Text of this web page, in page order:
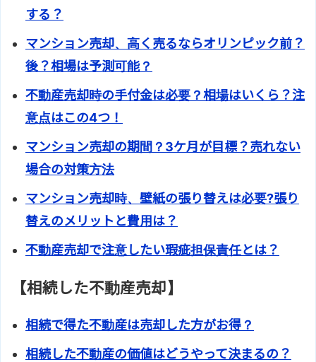
する？
マンション売却、高く売るならオリンピック前？
後？相場は予測可能？
不動産売却時の手付金は必要？相場はいくら？注
意点はこの4つ！
マンション売却の期間？3ケ月が目標？売れない
場合の対策方法
マンション売却時、壁紙の張り替えは必要?張り
替えのメリットと費用は？
不動産売却で注意したい瑕疵担保責任とは？
【相続した不動産売却】
相続で得た不動産は売却した方がお得？
相続した不動産の価値はどうやって決まるの？